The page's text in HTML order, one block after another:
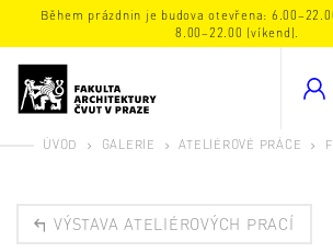
Během prázdnin je budova otevřena:
8.00–22.00 (víkend).
ÚVOD GALERIE ATELIÉROVÉ PRÁCE
VÝSTAVA ATELIÉROVÝCH PRACÍ